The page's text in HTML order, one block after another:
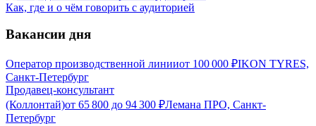
Как, где и о чём говорить с аудиторией
Вакансии дня
Оператор производственной линииот 100 000 ₽IKON TYRES,
Санкт-Петербург
Продавец-консультант
(Коллонтай)от 65 800 до 94 300 ₽Лемана ПРО, Санкт-
Петербург